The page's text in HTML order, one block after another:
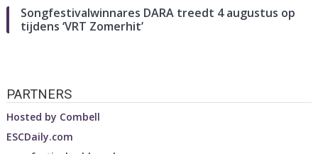
Songfestivalwinnares DARA treedt 4 augustus op
tijdens ‘VRT Zomerhit’
PARTNERS
Hosted by Combell
ESCDaily.com